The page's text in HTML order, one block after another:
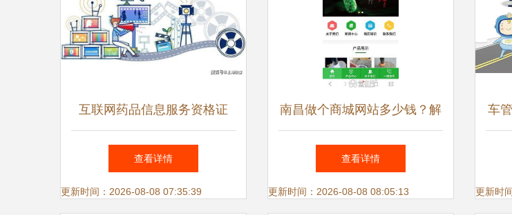
互联网药品信息服务资格证
（非经营性）办理全指南
查看详情
更新时间：2026-08-08 07:35:39
南昌做个商城网站多少钱？解
析南昌网页开发公司的价格与
服务
查看详情
更新时间：2026-08-08 08:05:13
车
服
更新时